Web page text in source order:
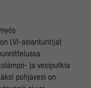
LVI-asiantuntijat
ja vesiputkia
pohjavesi on